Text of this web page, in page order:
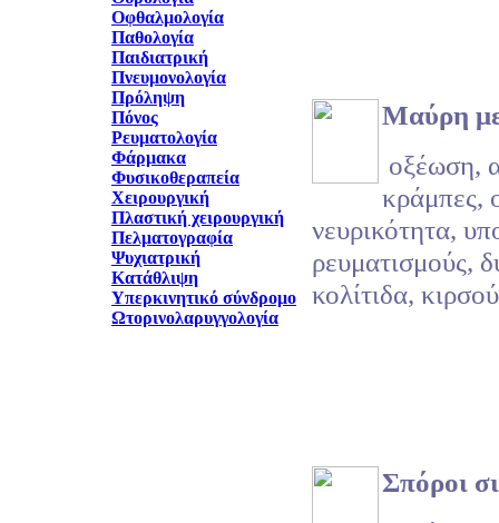
Οφθαλμολογία
Παθολογία
Παιδιατρική
Πνευμονολογία
Πρόληψη
Πόνος
Ρευματολογία
Φάρμακα
Φυσικοθεραπεία
Χειρουργική
Πλαστική χειρουργική
Πελματογραφία
Ψυχιατρική
Κατάθλιψη
Υπερκινητικό σύνδρομο
Ωτορινολαρυγγολογία
Μαύρη
οξέωση,
κράμπες,
νευρικότητα,
ρευματισμούς,
κολίτιδα,
Σπόροι